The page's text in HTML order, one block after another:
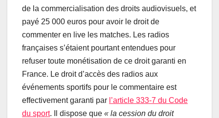
de la commercialisation des droits audiovisuels, et
payé 25 000 euros pour avoir le droit de
commenter en live les matches. Les radios
françaises s’étaient pourtant entendues pour
refuser toute monétisation de ce droit garanti en
France. Le droit d’accès des radios aux
événements sportifs pour le commentaire est
effectivement garanti par l’article 333-7 du Code
du sport. Il dispose que « la cession du droit